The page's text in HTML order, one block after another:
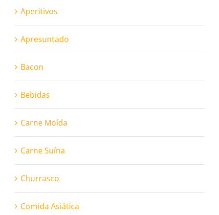
Aperitivos
Apresuntado
Bacon
Bebidas
Carne Moída
Carne Suína
Churrasco
Comida Asiática